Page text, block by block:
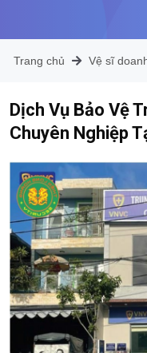
Trang chủ Vệ sĩ
Dịch Vụ Bảo Vệ
Chuyên Nghiệp